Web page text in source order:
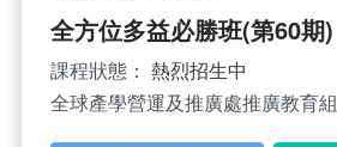
全方位多益必勝班(第60期)
課程狀態： 熱烈招生中
全球產學營運及推廣處推廣教育組